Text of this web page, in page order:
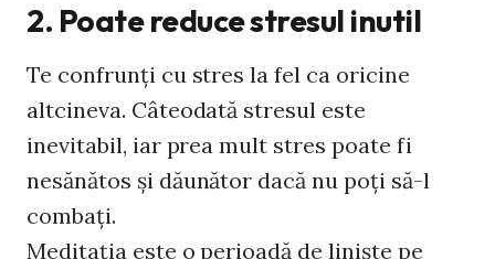
2. Poate reduce stresul inutil
Te confrunţi cu stres la fel ca oricine
altcineva. Câteodată stresul este
inevitabil, iar prea mult stres poate fi
nesănătos şi dăunător dacă nu poţi să-l
combaţi.
Meditaţia este o perioadă de linişte pe